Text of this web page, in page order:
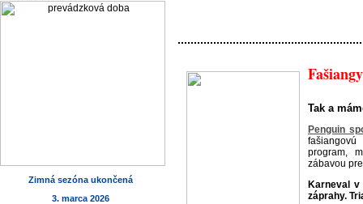
Zimná sezóna ukončená
3. marca 2026
Tak a
Penguin
program,
zábavou
Karneval
záprahy.